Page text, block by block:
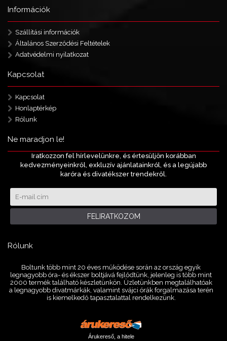
Információk
Szállítási információk
Általános Szerződési Feltételek
Adatvédelmi nyilatkozat
Kapcsolat
Kapcsolat
Honlaptérkép
Rólunk
Ne maradjon le!
Iratkozzon fel hírlevelünkre, és értesüljön korábban
kedvezményeinkről, exkluzív ajánlatainkról, és a legújabb
karóra és divatékszer trendekről.
FELIRATKOZOM
Rólunk
Boltunk több mint 20 éves működése során az ország egyik
legnagyobb óra- és ékszer boltjává fejlődtünk, jelenleg is több mint
2000 termék található készletünkön. Üzletünkben megtalálhatóak
a legnagyobb divatmárkák, valamint svájci órák forgalmazása terén
is kiemelkedő tapasztalattal rendelkezünk.
Árukereső, a hitele